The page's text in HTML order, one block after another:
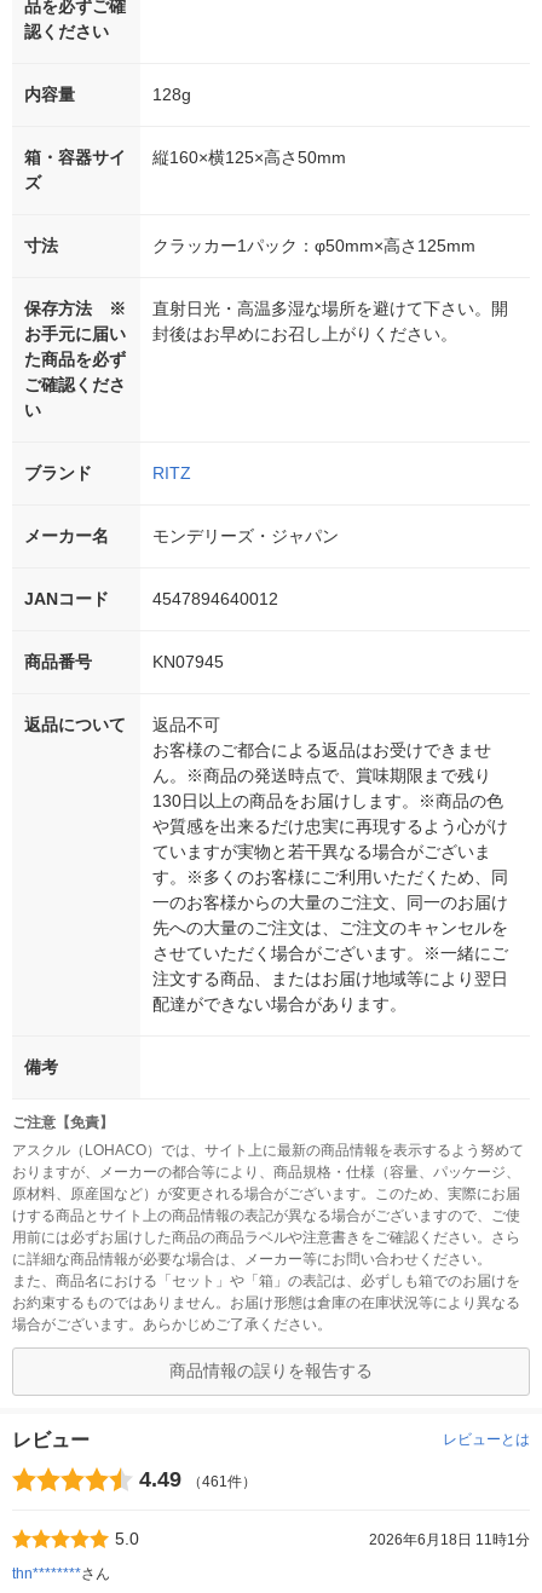
品を必ずご確
認ください
内容量 128g
箱・容器サイ
ズ
縦160×横125×高さ50mm
寸法 クラッカー1パック：φ50mm×高さ125mm
保存方法 ※
お手元に届い
た商品を必ず
ご確認くださ
い
直射日光・高温多湿な場所を避けて下さい。開
封後はお早めにお召し上がりください。
ブランド RITZ
メーカー名 モンデリーズ・ジャパン
JANコード 4547894640012
商品番号 KN07945
返品について
返品不可
お客様のご都合による返品はお受けできませ
ん。※商品の発送時点で、賞味期限まで残り
130日以上の商品をお届けします。※商品の色
や質感を出来るだけ忠実に再現するよう心がけ
ていますが実物と若干異なる場合がございま
す。※多くのお客様にご利用いただくため、同
一のお客様からの大量のご注文、同一のお届け
先への大量のご注文は、ご注文のキャンセルを
させていただく場合がございます。※一緒にご
注文する商品、またはお届け地域等により翌日
配達ができない場合があります。
備考
ご注意【免責】
アスクル（LOHACO）では、サイト上に最新の商品情報を表示するよう努めて
おりますが、メーカーの都合等により、商品規格・仕様（容量、パッケージ、
原材料、原産国など）が変更される場合がございます。このため、実際にお届
けする商品とサイト上の商品情報の表記が異なる場合がございますので、ご使
用前には必ずお届けした商品の商品ラベルや注意書きをご確認ください。さら
に詳細な商品情報が必要な場合は、メーカー等にお問い合わせください。
また、商品名における「セット」や「箱」の表記は、必ずしも箱でのお届けを
お約束するものではありません。お届け形態は倉庫の在庫状況等により異なる
場合がございます。あらかじめご了承ください。
商品情報の誤りを報告する
レビュー レビューとは
4.49 （461件）
5.0
2026年6月18日 11時1分
thn********さん